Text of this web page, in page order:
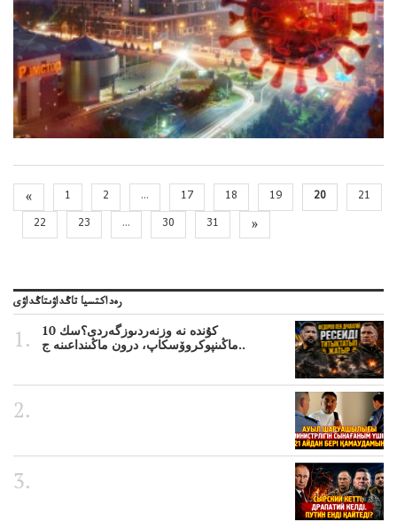
« 1 2 ... 17 18 19 20
21
22
23 ... 30 31 »
رەداكتسيا تاڭداۋىتاڭداۋى
10 كۇندە نە وزنەردىوزگەردى؟سك
ماڭىنپوكروۆسكاپ، درون ماڭىنداعىنە ج..